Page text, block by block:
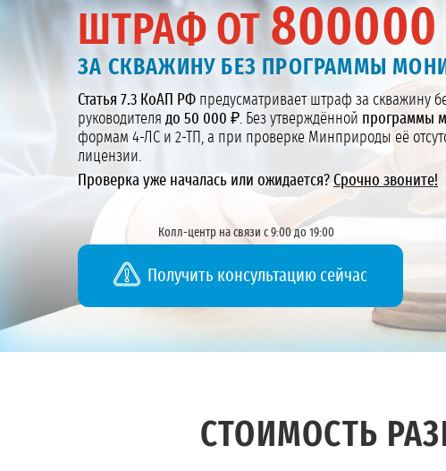
ШТРАФ ОТ 800000
ЗА СКВАЖИНУ БЕЗ ПРОГРАММЫ
Статья 7.3 КоАП РФ предусматривает штраф за скважину
руководителя до 50 000 ₽. Без утверждённой программы
формам 4-ЛС и 2-ТП, а при проверке Минприроды её
лицензии.
Проверка уже началась или ожидается? Срочно звоните!
Колл-центр на связи с 9:00 до 19:00
Получить консультацию сейчас
СТОИМОСТЬ